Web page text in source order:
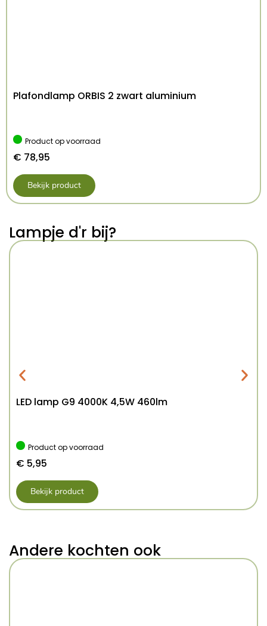
Plafondlamp ORBIS 2 zwart aluminium
Product op voorraad
€ 78,95
Bekijk product
Lampje d'r bij?
LED lamp G9 4000K 4,5W 460lm
Product op voorraad
€ 5,95
Bekijk product
Andere kochten ook